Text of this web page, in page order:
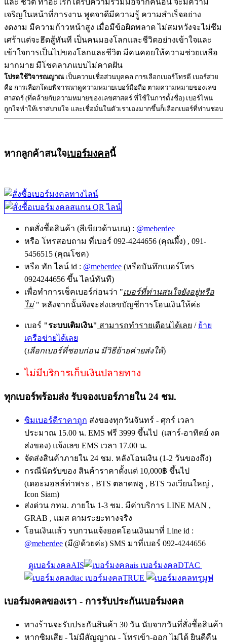
และ ชีวิต ทำอะไรก็ได้รับความร่วมมือจากคนอื่น จะมีความ
เจริญในหน้าที่การงาน พูดจาดีมีความรู้ ความสำเร็จอย่าง
งดงาม มีความก้าวหน้าสูง เมื่อมีข้อผิดพลาด ไม่สมหวังจะไม่ซึม
เศร้าแต่จะฮึดสู้ทันที เป็นคนมองโลกและชีวิตอย่างเข้าใจและ
เข้าใจการเป็นไปของโลกและชีวิต มีคนคอยให้ความช่วยเหลือ
มากมาย มีโชคลาภแบบไม่คาดฝัน
โปรดใช้วิจารณญาณเป็นความเชื่อส่วนบุคคล การเลือกเบอร์โทรดี เบอร์สวย
คือ การเลือกโดยพิจารณาดูความหมายเบอร์มือถือ ตามความหมายของเลข
ศาสตร์ (ที่คล้ายกับความหมายของเลขศาสตร์ ที่ใช้ในการตั้งชื่อ) เบอร์ไหน
ถูกใจทำให้เราสบายใจ และเชื่อมั่นในตัวเราเองมากขึ้นก็เลือกเบอร์ที่ท่านชอบ
หากลูกค้าสนใจเบอร์มงคลนี้
กดสั่งซื้อสินค้า (สีเขียวด้านบน) : @meberdee
หรือ โทรสอบถาม ที่เบอร์ 092-4244656 (คุณผึ้ง) , 091-
5456515 (คุณโชค)
หรือ ทัก ไลน์ id : @meberdee (หรือบันทึกเบอร์โทร
0924244656 ขึ้น ไลน์ทันที)
เพื่อทำการเช็คเบอร์ก่อนว่า "เบอร์ที่ท่านสนใจยังอยู่หรือ
ไม่" หลังจากนั้นจึงจะส่งเลขบัญชีการโอนเงินให้ค่ะ
เบอร์ "ระบบเติมเงิน" สามารถทำรายเดือนได้เลย / ย้าย
เครือข่ายได้เลย
(เลือกเบอร์ที่ชอบก่อน มีวิธีย้ายค่ายส่งให้)
ไม่มีบริการเก็บเงินปลายทาง
ทุกเบอร์พร้อมส่ง รับจองเบอร์ภายใน 24 ชม.
ซิมเบอร์ดีราคาถูก ส่งของทุกวันจันทร์ - ศุกร์ เวลา
ประมาณ 15.00 น. EMS ฟรี 3999 ขึ้นไป (เสาร์-อาทิตย์ งด
ส่งของ) แจ้งเลข EMS เวลา 17.00 น.
จัดส่งสินค้าภายใน 24 ชม. หลังโอนเงิน (1-2 วันของถึง)
กรณีนัดรับของ สินค้าราคาตั้งแต่ 10,000฿ ขึ้นไป
(เดอะมอลล์ท่าพระ , BTS ตลาดพลู , BTS วงเวียนใหญ่ ,
Icon Siam)
ส่งด่วน กทม. ภายใน 1-3 ชม. มีค่าบริการ LINE MAN ,
GRAB , แมส ตามระยะทางจริง
โอนเงินแล้ว รบกวนแจ้งยอดโอนเงินมาที่ Line id :
@meberdee (มี@ด้วยค่ะ) SMS มาที่เบอร์ 092-4244656
ดูเบอร์มงคลAIS
เบอร์มงคลDTAC
เบอร์มงคลTRUE
เบอร์มงคลของเรา - การรับประกันเบอร์มงคล
ทางร้านจะรับประกันสินค้า 30 วัน นับจากวันที่สั่งซื้อสินค้า
หากซิมเสีย - ไม่มีสัญญาณ - โทรเข้า-ออก ไม่ได้ ยินดีคืน